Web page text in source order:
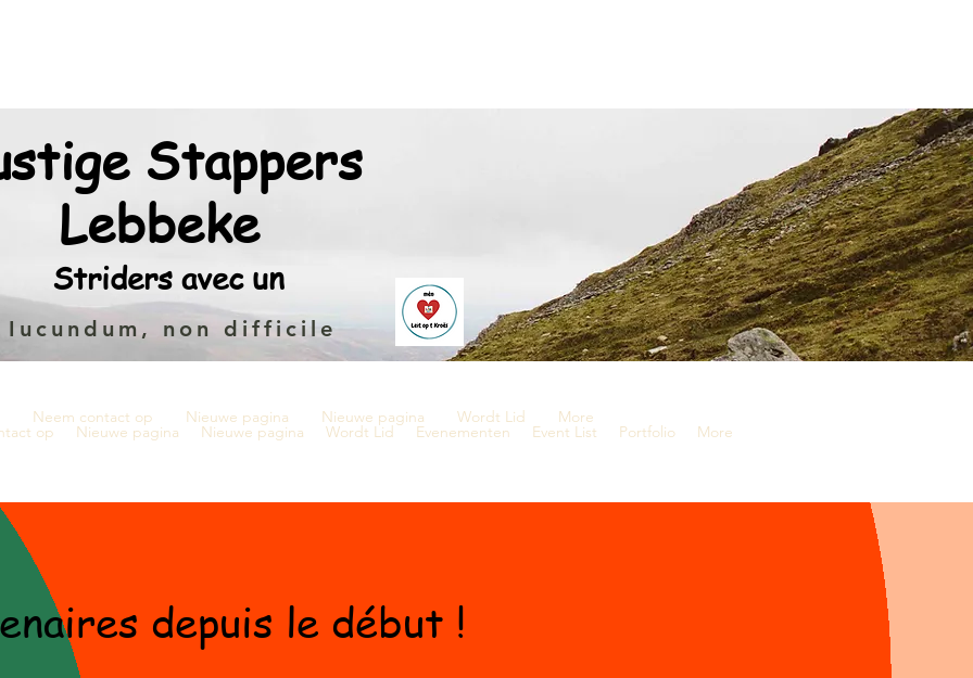
Stappers
Lebbeke
Striders avec un
Iucundum, non difficile
Neem contact op Nieuwe pagina Nieuwe pagina Wordt Lid More
depuis le début !
op Nieuwe pagina Nieuwe pagina Wordt Lid Evenementen Event List Portfolio More